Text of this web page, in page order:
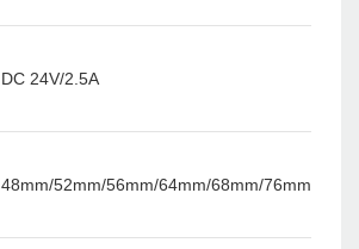
DC 24V/2.5A
48mm/52mm/56mm/64mm/68mm/76mm/